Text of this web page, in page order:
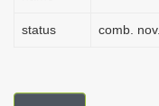
status comb. nov.